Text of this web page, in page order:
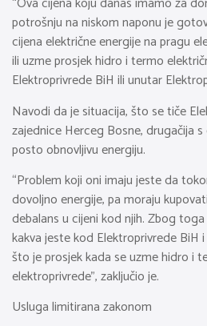
potrošnju na niskom naponu je
cijena električne energije na pragu
ili uzme prosjek hidro i termo
Elektroprivrede BiH ili unutar
Navodi da je situacija, što se tiče
zajednice Herceg Bosne, drugačija
posto obnovljivu energiju.
“Problem koji oni imaju jeste da
dovoljno energije, pa moraju
debalans u cijeni kod njih. Zbog
kakva jeste kod Elektroprivrede BiH
što je prosjek kada se uzme hidro i
elektroprivrede”, zaključio je.
Usluga limitirana zakonom